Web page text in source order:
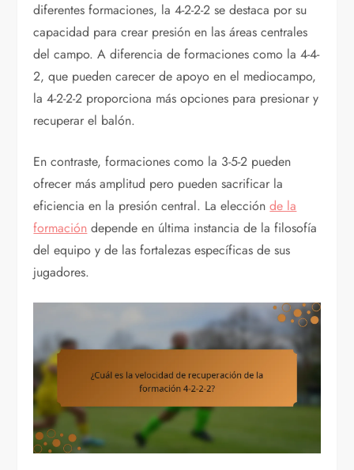
diferentes formaciones, la 4-2-2-2 se destaca por su
capacidad para crear presión en las áreas centrales
del campo. A diferencia de formaciones como la 4-4-
2, que pueden carecer de apoyo en el mediocampo,
la 4-2-2-2 proporciona más opciones para presionar y
recuperar el balón.
En contraste, formaciones como la 3-5-2 pueden
ofrecer más amplitud pero pueden sacrificar la
eficiencia en la presión central. La elecciónde la
formación depende en última instancia de la filosofía
del equipo y de las fortalezas específicas de sus
jugadores.